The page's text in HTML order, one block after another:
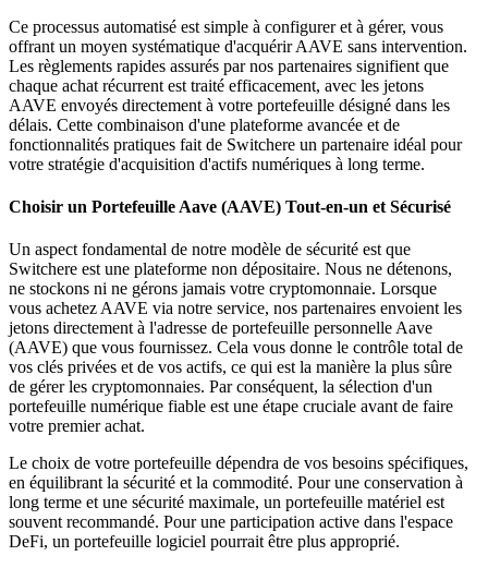
Ce processus automatisé est simple à configurer et à gérer, vous
offrant un moyen systématique d'acquérir AAVE sans intervention.
Les règlements rapides assurés par nos partenaires signifient que
chaque achat récurrent est traité efficacement, avec les jetons
AAVE envoyés directement à votre portefeuille désigné dans les
délais. Cette combinaison d'une plateforme avancée et de
fonctionnalités pratiques fait de Switchere un partenaire idéal pour
votre stratégie d'acquisition d'actifs numériques à long terme.
Choisir un Portefeuille Aave (AAVE) Tout-en-un et Sécurisé
Un aspect fondamental de notre modèle de sécurité est que
Switchere est une plateforme non dépositaire. Nous ne détenons,
ne stockons ni ne gérons jamais votre cryptomonnaie. Lorsque
vous achetez AAVE via notre service, nos partenaires envoient les
jetons directement à l'adresse de portefeuille personnelle Aave
(AAVE) que vous fournissez. Cela vous donne le contrôle total de
vos clés privées et de vos actifs, ce qui est la manière la plus sûre
de gérer les cryptomonnaies. Par conséquent, la sélection d'un
portefeuille numérique fiable est une étape cruciale avant de faire
votre premier achat.
Le choix de votre portefeuille dépendra de vos besoins spécifiques,
en équilibrant la sécurité et la commodité. Pour une conservation à
long terme et une sécurité maximale, un portefeuille matériel est
souvent recommandé. Pour une participation active dans l'espace
DeFi, un portefeuille logiciel pourrait être plus approprié.